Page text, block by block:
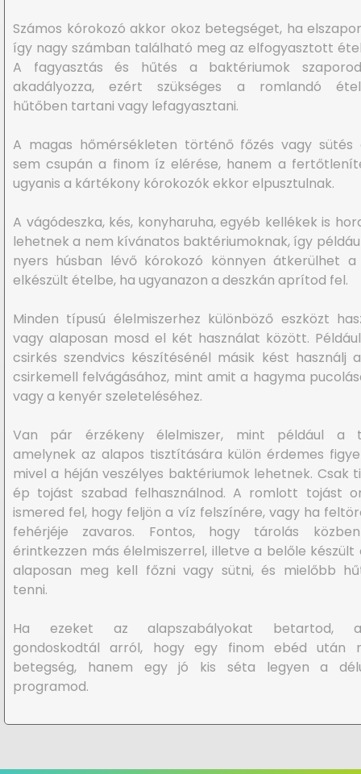
Számos kórokozó akkor okoz betegséget, ha
így nagy számban található meg az elfogyasztott
A fagyasztás és hűtés a baktériumok
akadályozza, ezért szükséges a romlandó
hűtőben tartani vagy lefagyasztani.
A magas hőmérsékleten történő főzés vagy sütés
sem csupán a finom íz elérése, hanem a
ugyanis a kártékony kórokozók ekkor elpusztulnak.
A vágódeszka, kés, konyharuha, egyéb kellékek is
lehetnek a nem kívánatos baktériumoknak, így
nyers húsban lévő kórokozó könnyen átkerülhet
elkészült ételbe, ha ugyanazon a deszkán aprítod fel.
Minden típusú élelmiszerhez különböző eszközt
vagy alaposan mosd el két használat között.
csirkés szendvics készítésénél másik kést használj
csirkemell felvágásához, mint amit a hagyma
vagy a kenyér szeleteléséhez.
Van pár érzékeny élelmiszer, mint például a
amelynek az alapos tisztítására külön érdemes
mivel a héján veszélyes baktériumok lehetnek. Csak
ép tojást szabad felhasználnod. A romlott tojást
ismered fel, hogy feljön a víz felszínére, vagy ha
fehérjéje zavaros. Fontos, hogy tárolás
érintkezzen más élelmiszerrel, illetve a belőle
alaposan meg kell főzni vagy sütni, és mielőbb
tenni.
Ha ezeket az alapszabályokat betartod,
gondoskodtál arról, hogy egy finom ebéd után
betegség, hanem egy jó kis séta legyen a
programod.